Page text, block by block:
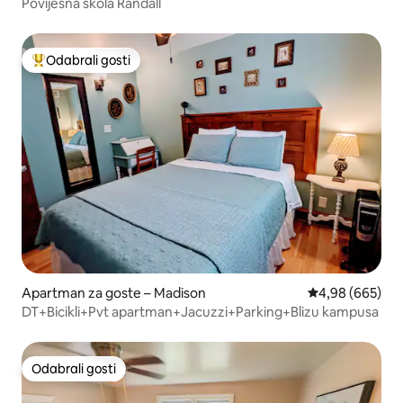
Među najviše rangiranima s oznakom „Odabrali gosti”
Odabrali gosti
Apartman za goste – Madison Prosječna
4,98 (665)
DT+Bicikli+Pvt apartman+Jacuzzi+Parking+Blizu kampusa
Odabrali gosti
Odabrali gosti